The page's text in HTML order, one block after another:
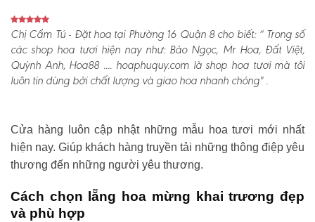
Chị Cẩm Tú - Đặt hoa tại Phường 16 Quận 8 cho biết:“ Trong số
các shop hoa tươi hiện nay như: Bảo Ngọc, Mr Hoa, Đất Việt,
Quỳnh Anh, Hoa88 .... hoaphuquy.com là shop hoa tươi mà tôi
luôn tin dùng bởi chất lượng và giao hoa nhanh chóng" .
Cửa hàng luôn cập nhật những mẫu hoa tươi mới nhất
hiện nay. Giúp khách hàng truyền tải những thông điệp yêu
thương đến những người yêu thương.
Cách chọn lẵng hoa mừng khai trương đẹp
và phù hợp